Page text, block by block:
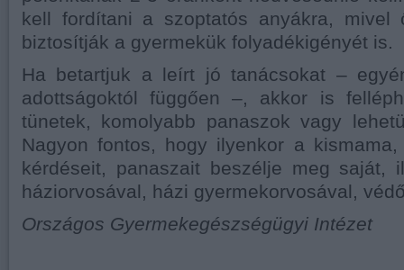
kell fordítani a szoptatós anyákra, mivel
biztosítják a gyermekük folyadékigényét is.
Ha betartjuk a leírt jó tanácsokat –
adottságoktól függően –, akkor is
tünetek, komolyabb panaszok vagy
Nagyon fontos, hogy ilyenkor a
kérdéseit, panaszait beszélje meg saját,
háziorvosával, házi gyermekorvosával,
Országos Gyermekegészségügyi Intézet